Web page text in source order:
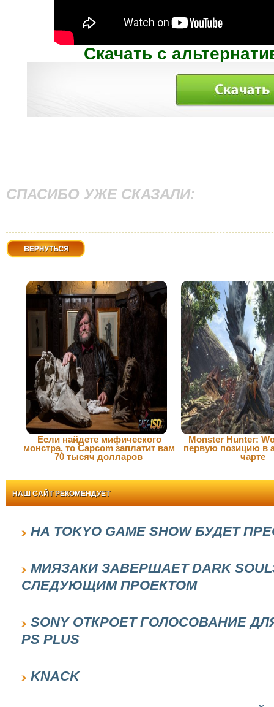
Скачать с
СПАСИБО УЖЕ СКАЗАЛИ:
Если найдете мифического
монстра, то Capcom заплатит вам
70 тысяч долларов
Monster Hunter:
первую позицию в
чарте
НАШ САЙТ РЕКОМЕНДУЕТ
НА TOKYO GAME SHOW БУДЕТ
МИЯЗАКИ ЗАВЕРШАЕТ DARK
СЛЕДУЮЩИМ ПРОЕКТОМ
SONY ОТКРОЕТ ГОЛОСОВАНИЕ
PS PLUS
KNACK